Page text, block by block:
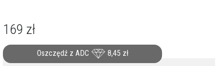
169 zł
Oszczędź z ADC 8,45 zł